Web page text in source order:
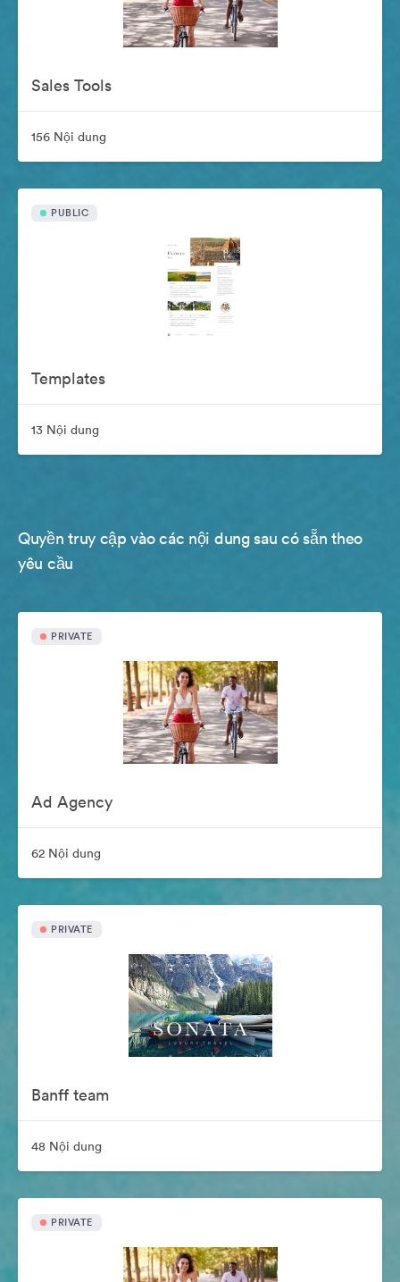
Sales Tools
156 Nội dung
PUBLIC
Templates
13 Nội dung
Quyền truy cập vào các nội dung sau có sẵn theo
yêu cầu
PRIVATE
Ad Agency
62 Nội dung
PRIVATE
Banff team
48 Nội dung
PRIVATE